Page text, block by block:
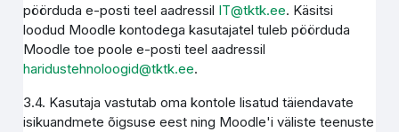
pöörduda e-posti teel aadressil IT@tktk.ee. Käsitsi
loodud Moodle kontodega kasutajatel tuleb pöörduda
Moodle toe poole e-posti teel aadressil
haridustehnoloogid@tktk.ee.
3.4. Kasutaja vastutab oma kontole lisatud täiendavate
isikuandmete õigsuse eest ning Moodle'i väliste teenuste